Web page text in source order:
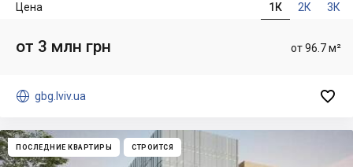
1К 2К 3К
Цена
от 96.7 м²
от 3 млн грн
 gbg.lviv.ua 
ПОСЛЕДНИЕ КВАРТИРЫ СТРОИТСЯ